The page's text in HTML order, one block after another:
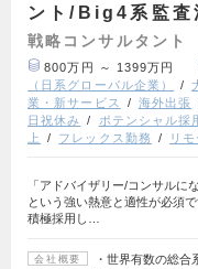
ント/Big4系監査
戦略コンサルタント
800万円 ～ 1399万円
（日系グローバル企業）
業・新サービス
海外出張
日祝休み
ポテンシャル採
上
フレックス勤務 リ
「アドバイザリー/コンサルに
という強い熱意と適性が必須
積極採用し…
会社概要
・世界有数の総